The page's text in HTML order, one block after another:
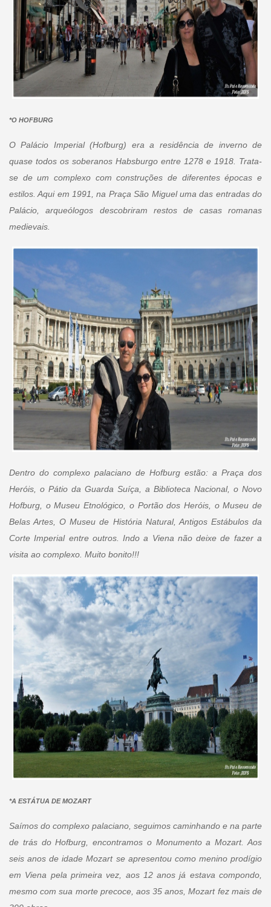
*O HOFBURG
O Palácio Imperial (Hofburg) era a residência de inverno de
quase todos os soberanos Habsburgo entre 1278 e 1918. Trata-
se de um complexo com construções de diferentes épocas e
estilos. Aqui em 1991, na Praça São Miguel uma das entradas do
Palácio, arqueólogos descobriram restos de casas romanas
medievais.
Dentro do complexo palaciano de Hofburg estão: a Praça dos
Heróis, o Pátio da Guarda Suíça, a Biblioteca Nacional, o Novo
Hofburg, o Museu Etnológico, o Portão dos Heróis, o Museu de
Belas Artes, O Museu de História Natural, Antigos Estábulos da
Corte Imperial entre outros. Indo a Viena não deixe de fazer a
visita ao complexo. Muito bonito!!!
*A ESTÁTUA DE MOZART
Saímos do complexo palaciano, seguimos caminhando e na parte
de trás do Hofburg, encontramos o Monumento a Mozart. Aos
seis anos de idade Mozart se apresentou como menino prodígio
em Viena pela primeira vez, aos 12 anos já estava compondo,
mesmo com sua morte precoce, aos 35 anos, Mozart fez mais de